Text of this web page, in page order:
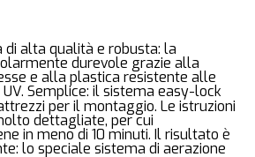
di alta qualità e robusta: la
durevole grazie alla
e alla plastica resistente alle
Semplice: il sistema easy-lock
per il montaggio. Le istruzioni
dettagliate, per cui
in meno di 10 minuti. Il risultato è
lo speciale sistema di aerazione